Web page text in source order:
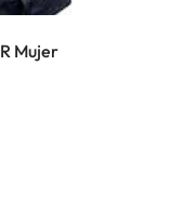
Mujer